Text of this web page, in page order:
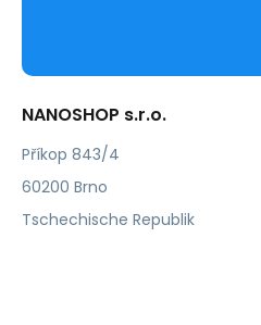
NANOSHOP s.r.o.
Příkop 843/4
60200 Brno
Tschechische Republik